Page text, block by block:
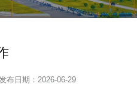
布日期：2026-06-29